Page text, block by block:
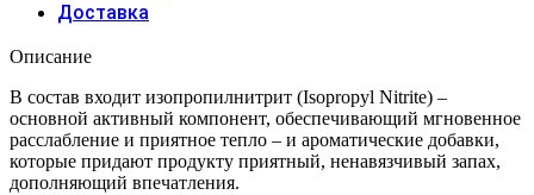
Доставка
Описание
В состав входит изопропилнитрит (Isopropyl Nitrite) –
основной активный компонент, обеспечивающий мгновенное
расслабление и приятное тепло – и ароматические добавки,
которые придают продукту приятный, ненавязчивый запах,
дополняющий впечатления.